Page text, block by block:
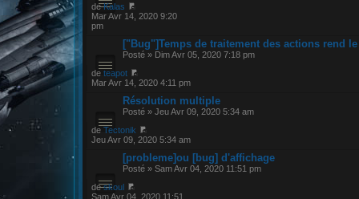
deKalas
Mar Avr 14, 2020 9:20
pm
["Bug"]Temps de traitement des actions rend
Posté » Dim Avr 05, 2020 7:18 pm
de teapot
Mar Avr 14, 2020 4:11 pm
Résolution multiple
Posté » Jeu Avr 09, 2020 5:34 am
de Tectonik
Jeu Avr 09, 2020 5:34 am
[probleme]ou [bug] d'affichage
Posté » Sam Avr 04, 2020 11:51 pm
deskoul
Sam Avr 04, 2020 11:51